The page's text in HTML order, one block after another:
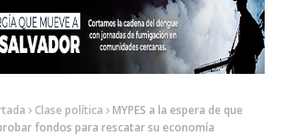
Clase política
MYPES a la espera de que
fondos para rescatar su economía